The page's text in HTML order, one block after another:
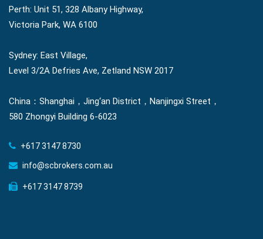
Perth: Unit 51, 328 Albany Highway,
Victoria Park, WA 6100
Sydney: East Village,
Level 3/2A Defries Ave, Zetland NSW 2017
China：Shanghai，Jing‘an District，Nanjingxi Street，
580 Zhongyi Building 6-6023
+617 3147 8730
info@scbrokers.com.au
+617 3147 8739